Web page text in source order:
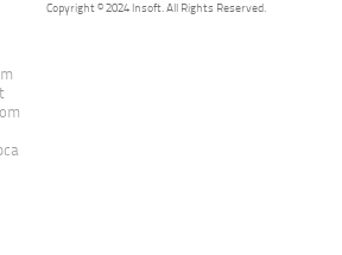
Copyright © 2024 Insoft. All Rights Reserved.